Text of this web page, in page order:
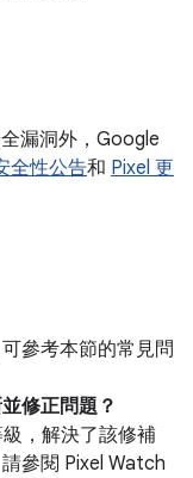
漏洞外，Google
全性公告和 Pixel 更
參考本節的常見問
修正問題？
，解決了該修補
參閱 Pixel Watch